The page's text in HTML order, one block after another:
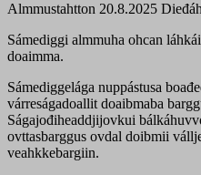
Almmustahtton 20.8.2025
Sámediggi almmuha ohcan
doaimma.
Sámediggelága nuppástusa
várreságadoallit doaibmaba
Ságajođiheaddjijovkui
ovttasbarggus ovdal doibmii
veahkkebargiin.